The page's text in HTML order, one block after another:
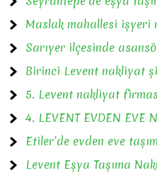
Maslak mahallesi işyeri
Sarıyer ilçesinde
Birinci Levent nakliyat
5. Levent nakliyat
4. LEVENT EVDEN EVE
Etiler’de evden eve
Levent Eşya Taşıma